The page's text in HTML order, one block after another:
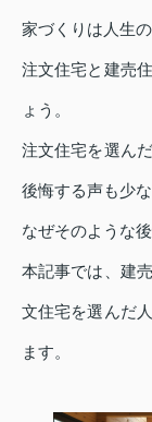
家づくりは人生
注文住宅と建売
ょう。
注文住宅を選ん
後悔する声も少
なぜそのような
本記事では、建
文住宅を選んだ
ます。